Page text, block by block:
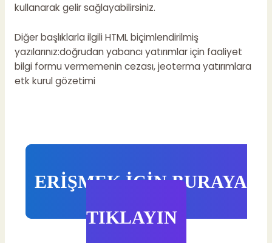
kullanarak gelir sağlayabilirsiniz.
Diğer başlıklarla ilgili HTML biçimlendirilmiş
yazılarınız:doğrudan yabancı yatırımlar için faaliyet
bilgi formu vermemenin cezası,jeoterma yatırımlara
etk kurul gözetimi
ERİŞMEK İÇİN BURAYA
TIKLAYIN